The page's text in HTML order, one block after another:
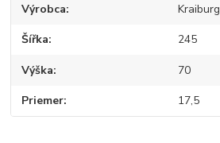
Výrobca Kraiburg
Šířka 245
Výška 70
Priemer 17,5